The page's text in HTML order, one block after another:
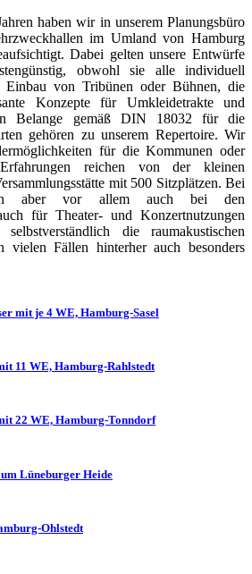
haben wir in unserem Planungsbüro
im Umland von Hamburg
Dabei gelten unsere Entwürfe
obwohl sie alle individuell
von Tribünen oder Bühnen, die
Konzepte für Umkleidetrakte und
Belange gemäß DIN 18032 für die
gehören zu unserem Repertoire. Wir
für die Kommunen oder
reichen von der kleinen
mit 500 Sitzplätzen. Bei
aber vor allem auch bei den
für Theater- und Konzertnutzungen
die raumakustischen
vielen Fällen hinterher auch besonders
mit je 4 WE, Hamburg-Sasel
11 WE, Hamburg-Rahlstedt
22 WE, Hamburg-Tonndorf
Lüneburger Heide
Ohlstedt